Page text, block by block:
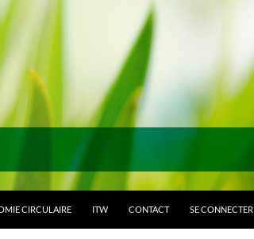
CIRCULAIRE ITW CONTACT SE CONNECTER